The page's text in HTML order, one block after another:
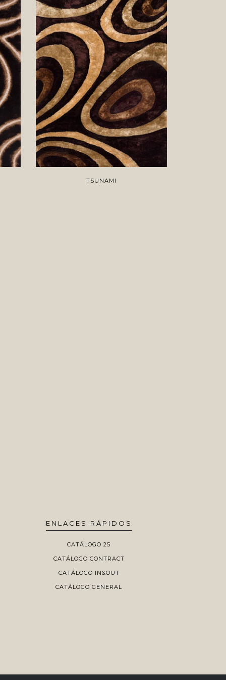
TSUNAMI
ENLACES RÁPIDOS
CATÁLOGO 25
CATÁLOGO CONTRACT
CATÁLOGO IN&OUT
CATÁLOGO GENERAL